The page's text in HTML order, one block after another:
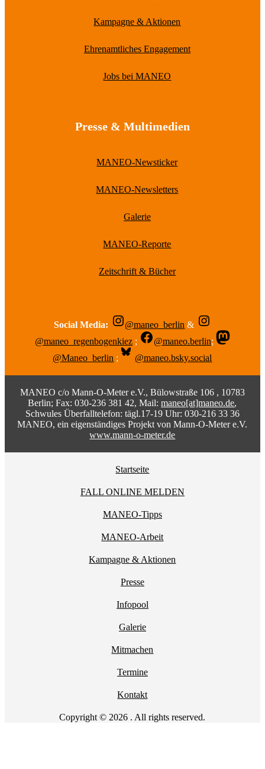
Kampagne & Aktionen
Ehrenamtliches Engagement
Jobs bei MANEO
Presse & Multimedien
MANEO-Newsticker
MANEO-Newsletters
Galerie
MANEO-Reporte
Zeitschrift & Bücher
Social Media: @maneo_berlin &
@maneo_regenbogenkiez ; @maneo.berlin;
@Maneo_berlin ; @maneo.bsky.social
MANEO c/o Mann-O-Meter e.V., Bülowstraße 106 , 10783
Berlin; Fax: 030-236 381 42, Mail:maneo[at]maneo.de,
Schwules Überfalltelefon: tägl.17-19 Uhr: 030-216 33 36
MANEO, ein eigenständiges Projekt von Mann-O-Meter e.V.
www.mann-o-meter.de
Startseite
FALL ONLINE MELDEN
MANEO-Tipps
MANEO-Arbeit
Kampagne & Aktionen
Presse
Infopool
Galerie
Mitmachen
Termine
Kontakt
Copyright © 2026 . All rights reserved.